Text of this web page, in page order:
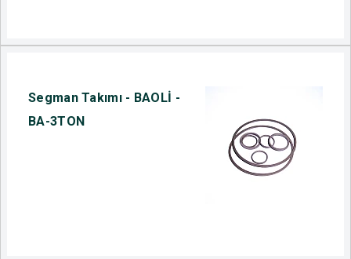
Segman Takımı - BAOLİ -
BA-3TON